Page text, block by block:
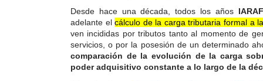
Desde hace una década, todos los años
adelante elcálculo de la carga tributaria formal a
ven incididas por tributos tanto al momento de
servicios, o por la posesión de un determinado
comparación de la evolución de la carga
poder adquisitivo constante a lo largo de la